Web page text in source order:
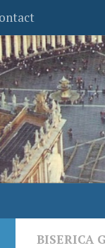
BISERICA